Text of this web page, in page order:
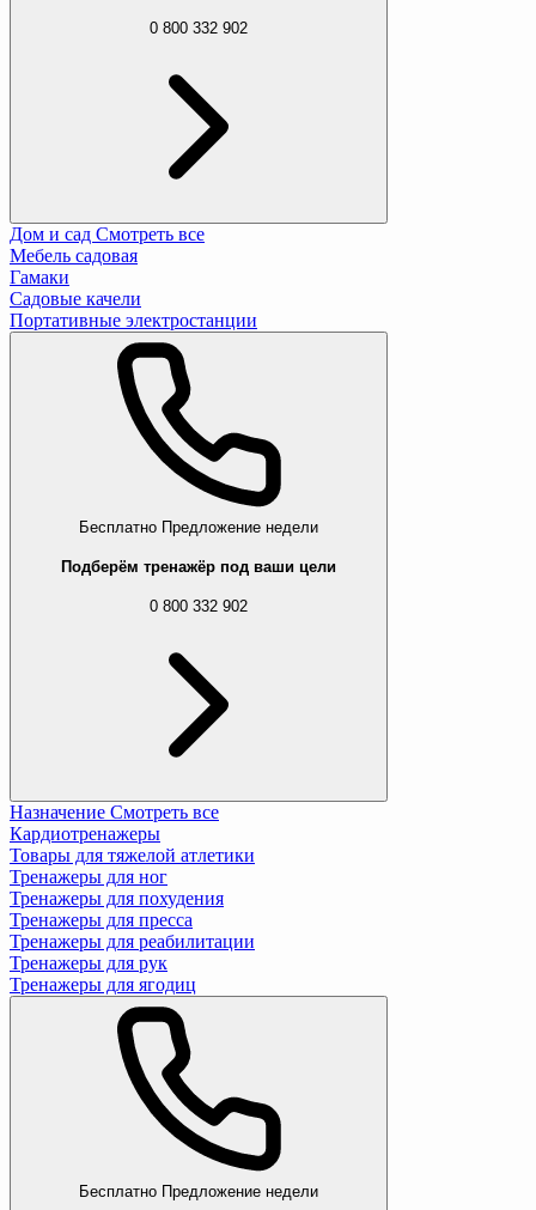
0 800 332 902
Дом и сад Смотреть все
Мебель садовая
Гамаки
Садовые качели
Портативные электростанции
Бесплатно Предложение недели
Подберём тренажёр под ваши цели
0 800 332 902
Назначение Смотреть все
Кардиотренажеры
Товары для тяжелой атлетики
Тренажеры для ног
Тренажеры для похудения
Тренажеры для пресса
Тренажеры для реабилитации
Тренажеры для рук
Тренажеры для ягодиц
Бесплатно Предложение недели